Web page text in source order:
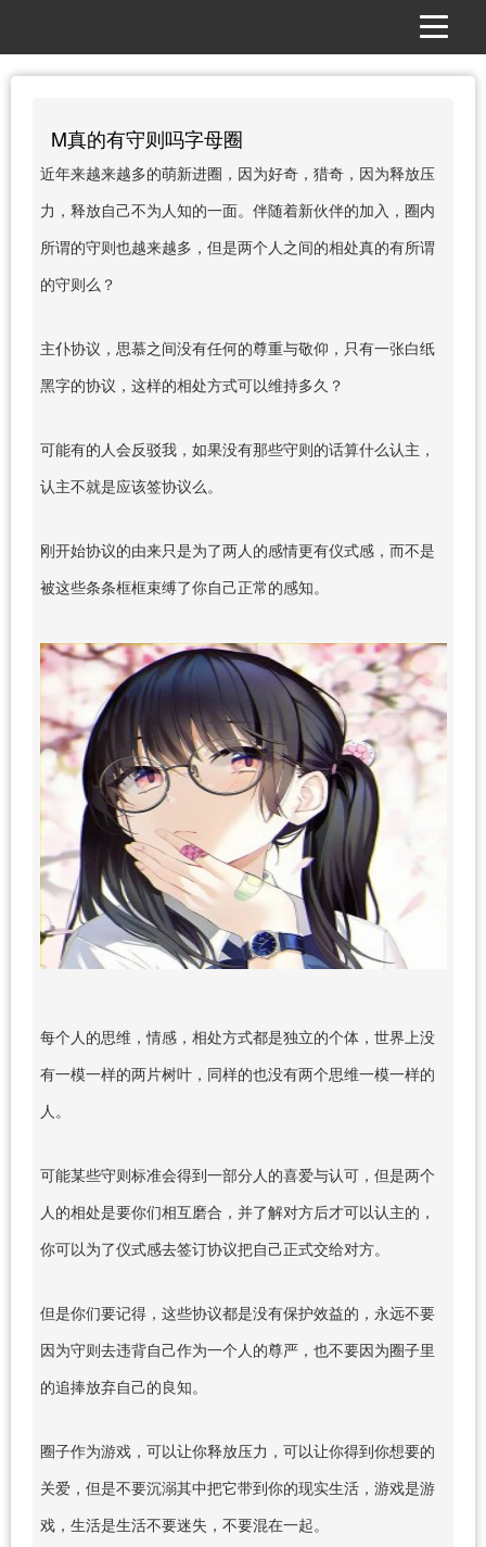
M真的有守则吗字母圈
近年来越来越多的萌新进圈，因为好奇，猎奇，因为释放压
力，释放自己不为人知的一面。伴随着新伙伴的加入，圈内
所谓的守则也越来越多，但是两个人之间的相处真的有所谓
的守则么？
主仆协议，思慕之间没有任何的尊重与敬仰，只有一张白纸
黑字的协议，这样的相处方式可以维持多久？
可能有的人会反驳我，如果没有那些守则的话算什么认主，
认主不就是应该签协议么。
刚开始协议的由来只是为了两人的感情更有仪式感，而不是
被这些条条框框束缚了你自己正常的感知。
每个人的思维，情感，相处方式都是独立的个体，世界上没
有一模一样的两片树叶，同样的也没有两个思维一模一样的
人。
可能某些守则标准会得到一部分人的喜爱与认可，但是两个
人的相处是要你们相互磨合，并了解对方后才可以认主的，
你可以为了仪式感去签订协议把自己正式交给对方。
但是你们要记得，这些协议都是没有保护效益的，永远不要
因为守则去违背自己作为一个人的尊严，也不要因为圈子里
的追捧放弃自己的良知。
圈子作为游戏，可以让你释放压力，可以让你得到你想要的
关爱，但是不要沉溺其中把它带到你的现实生活，游戏是游
戏，生活是生活不要迷失，不要混在一起。